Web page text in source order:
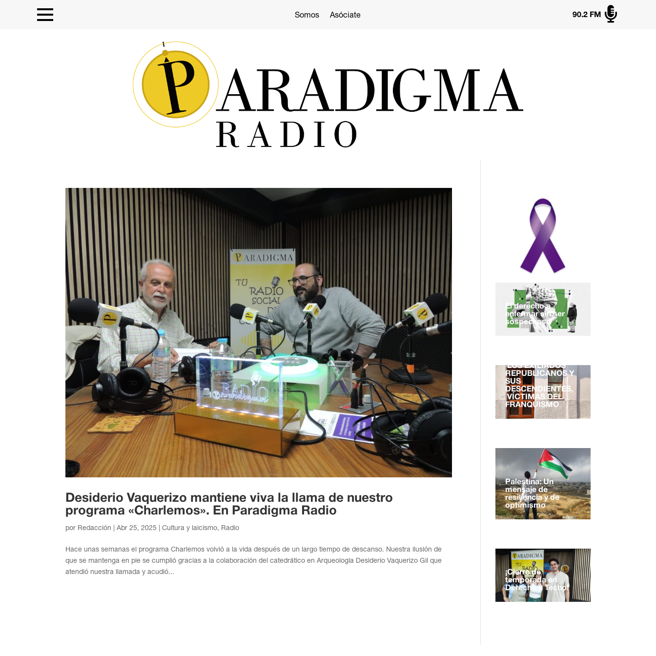
Somos Asóciate 
90.2 FM
Desiderio Vaquerizo mantiene viva la llama de nuestro
programa «Charlemos». En Paradigma Radio
por Redacción |Abr 25, 2025 |Cultura y laicismo, Radio
Hace unas semanas el programa Charlemos volvió a la vida después de un largo tiempo de descanso. Nuestra ilusión de
que se mantenga en pie se cumplió gracias a la colaboración del catedrático en Arqueología Desiderio Vaquerizo Gil que
atendió nuestra llamada y acudió...
El derecho a
enfermar sin ser
sospechoso
LOS EXILIADOS
REPUBLICANOS Y
SUS
DESCENDIENTES,
VÍCTIMAS DEL
FRANQUISMO
Palestina: Un
mensaje de
resiliencia y de
optimismo
¡Cierre de
temporada en
Derecho a Techo!